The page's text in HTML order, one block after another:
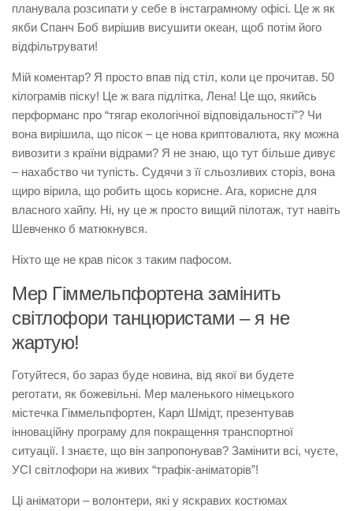
планувала розсипати у себе в інстаграмному офісі. Це ж як
якби Спанч Боб вирішив висушити океан, щоб потім його
відфільтрувати!
Мій коментар? Я просто впав під стіл, коли це прочитав. 50
кілограмів піску! Це ж вага підлітка, Лена! Це що, якийсь
перформанс про “тягар екологічної відповідальності”? Чи
вона вирішила, що пісок – це нова криптовалюта, яку можна
вивозити з країни відрами? Я не знаю, що тут більше дивує
– нахабство чи тупість. Судячи з її сльозливих сторіз, вона
щиро вірила, що робить щось корисне. Ага, корисне для
власного хайпу. Ні, ну це ж просто вищий пілотаж, тут навіть
Шевченко б матюкнувся.
Ніхто ще не крав пісок з таким пафосом.
Мер Гіммельпфортена замінить
світлофори танцюристами – я не
жартую!
Готуйтеся, бо зараз буде новина, від якої ви будете
реготати, як божевільні. Мер маленького німецького
містечка Гіммельпфортен, Карл Шмідт, презентував
інноваційну програму для покращення транспортної
ситуації. І знаєте, що він запропонував? Замінити всі, чуєте,
УСІ світлофори на живих “трафік-аніматорів”!
Ці аніматори – волонтери, які у яскравих костюмах